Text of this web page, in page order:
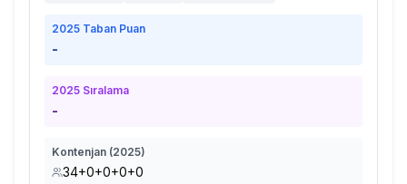
2025 Taban Puan
-
2025 Sıralama
-
Kontenjan (2025)
34+0+0+0+0